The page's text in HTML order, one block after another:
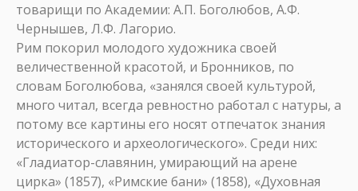
товарищи по Академии: А.П. Боголюбов, А.Ф.
Чернышев, Л.Ф. Лагорио.
Рим покорил молодого художника своей
величественной красотой, и Бронников, по
словам Боголюбова, «занялся своей культурой,
много читал, всегда ревностно работал с натуры, а
потому все картины его носят отпечаток знания
исторического и археологического». Среди них:
«Гладиатор-славянин, умирающий на арене
цирка» (1857), «Римские бани» (1858), «Духовная